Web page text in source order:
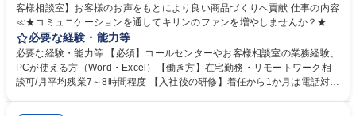
客様相談室】お客様のお声をもとにより良い商品づくりへ貢献 仕事の内容
≪★コミュニケーションを通してキリンのファンを増やしませんか？★≫
お客様のお声をより良い商品づくりに活かしていく上で、窓口となるお客
様相談室でのお仕事です。 日々お客様からいただくキリングループへのご
意見を、企業活動に活かしています。お客様からの声に迅速かつ誠意をも
って対応、情報提供するとともにグループ内活動に反映しています。 【具
必要な経験・能力等
必要な経験・能力等 【必須】コールセンターやお客様相談室の業務経験、
PCが使える方（Word・Excel）【働き方】在宅勤務・リモートワーク相
談可/月平均残業7～8時間程度 【入社後の研修】着任から1か月は電話対応